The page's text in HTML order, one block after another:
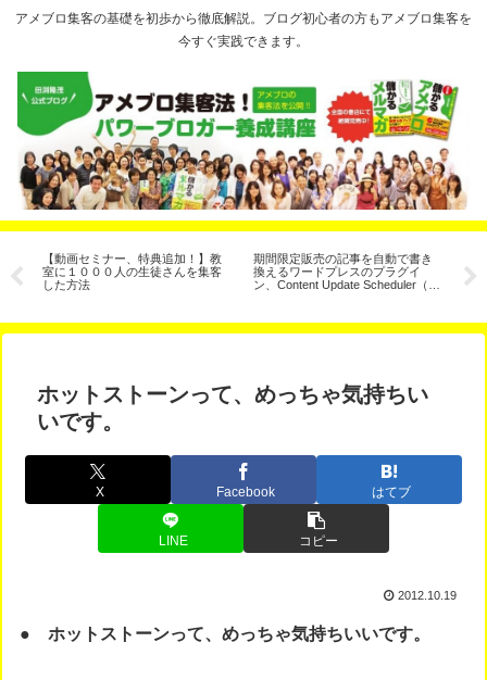
アメブロ集客の基礎を初歩から徹底解説。ブログ初心者の方もアメブロ集客を
今すぐ実践できます。
【動画セミナー、特典追加！】教
室に１０００人の生徒さんを集客
した方法
期間限定販売の記事を自動で書き
換えるワードプレスのプラグイ
ン、Content Update Scheduler（コ
月
たへ
ホットストーンって、めっちゃ気持ちい
いです。
X Facebook はてブ
LINE コピー
2012.10.19
● ホットストーンって、めっちゃ気持ちいいです。